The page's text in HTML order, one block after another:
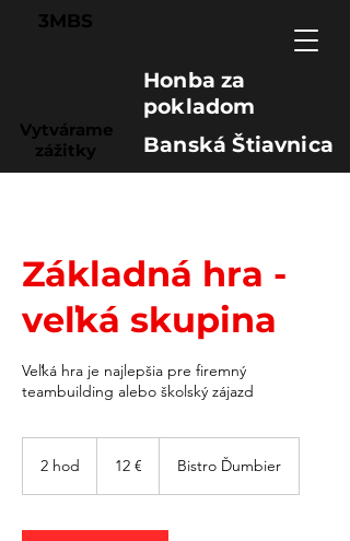
3MBS
Vytvárame
zážitky
Honba za
pokladom
Banská Štiavnica
Základná hra -
veľká skupina
Veľká hra je najlepšia pre firemný
teambuilding alebo školský zájazd
2 hod
d
12 € Bistro Ďumbier